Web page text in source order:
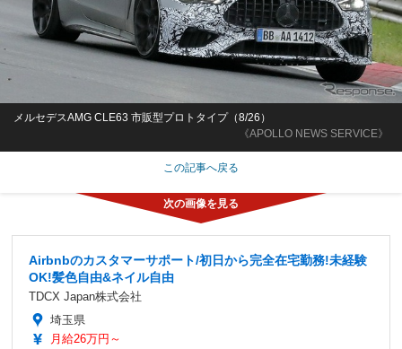
《APOLLO NEWS SERVICE》
メルセデスAMG CLE63 市販型プロトタイプ（8/26）
この記事へ戻る
Airbnbのカスタマーサポート/初日から完全在宅勤務!未経験
OK!髪色自由&ネイル自由
TDCX Japan株式会社
埼玉県
月給26万円～